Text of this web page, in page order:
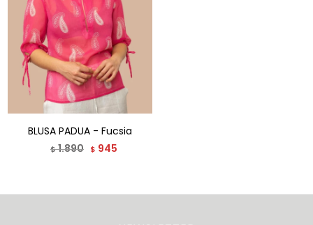
BLUSA PADUA - Fucsia
$1.890 $ 945